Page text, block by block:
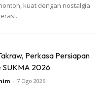
kuat dengan nostalgia
Perkasa Persiapan
SUKMA 2026
- 7 Ogo 2026